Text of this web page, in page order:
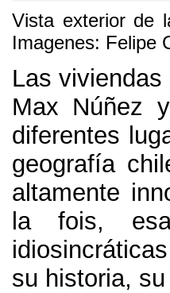
Vista exterior de
Imagenes: Felipe
Las
Max Núñez
diferentes
geografía
altamente
la fois,
su historia,